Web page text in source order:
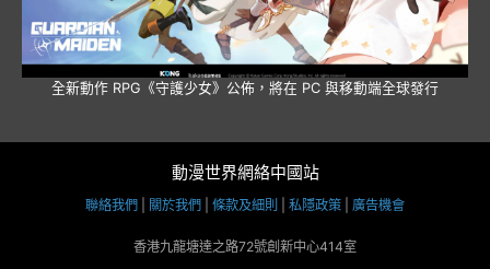
全新動作 RPG《守護少女》公佈，將在 PC 與移動端全球發行
動漫世界網絡中國站
聯絡我們 關於我們 條款及細則 私隱政策 廣告機會
香港九龍塘達之路72號創新中心414室